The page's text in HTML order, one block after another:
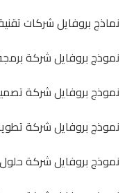
نماذج بروفايل شركات
نموذج بروفايل شركة
نموذج بروفايل شركة
نموذج بروفايل شركة
نموذج بروفايل شركة حلول